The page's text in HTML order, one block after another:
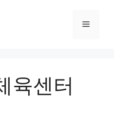
메
육센터